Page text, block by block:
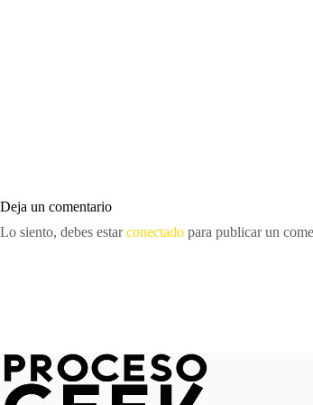
Deja un comentario
Lo siento, debes estarconectado para publicar un